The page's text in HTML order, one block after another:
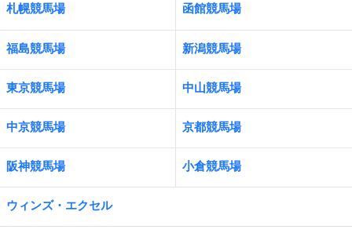
札幌競馬場 函館競馬場
福島競馬場 新潟競馬場
東京競馬場 中山競馬場
中京競馬場 京都競馬場
阪神競馬場 小倉競馬場
ウィンズ・エクセル